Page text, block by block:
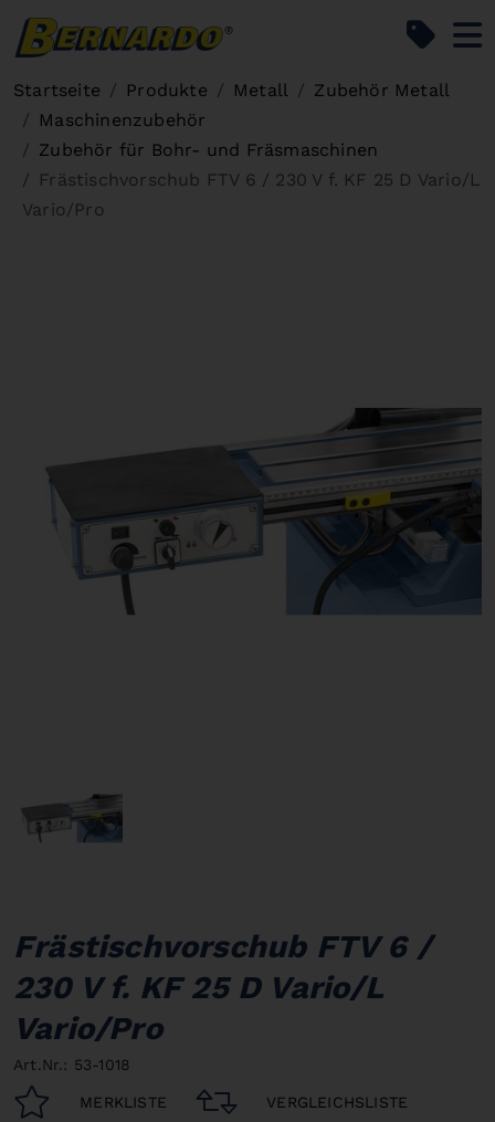
Startseite Produkte Metall
Zubehör Metall
Maschinenzubehör
Zubehör für Bohr- und Fräsmaschinen
Frästischvorschub FTV 6 / 230 V f. KF 25 D Vario/L
Vario/Pro
Frästischvorschub FTV 6 /
230 V f. KF 25 D Vario/L
Vario/Pro
Art.Nr.: 53-1018
MERKLISTE VERGLEICHSLISTE